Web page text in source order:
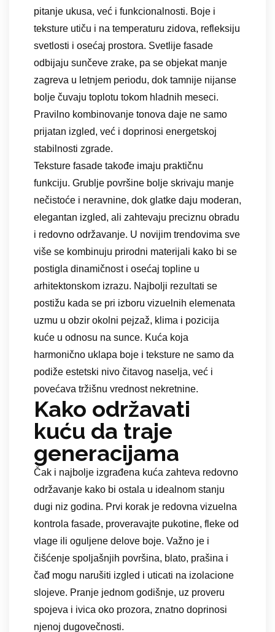
pitanje ukusa, već i funkcionalnosti. Boje i
teksture utiču i na temperaturu zidova, refleksiju
svetlosti i osećaj prostora. Svetlije fasade
odbijaju sunčeve zrake, pa se objekat manje
zagreva u letnjem periodu, dok tamnije nijanse
bolje čuvaju toplotu tokom hladnih meseci.
Pravilno kombinovanje tonova daje ne samo
prijatan izgled, već i doprinosi energetskoj
stabilnosti zgrade.
Teksture fasade takođe imaju praktičnu
funkciju. Grublje površine bolje skrivaju manje
nečistoće i neravnine, dok glatke daju moderan,
elegantan izgled, ali zahtevaju preciznu obradu
i redovno održavanje. U novijim trendovima sve
više se kombinuju prirodni materijali kako bi se
postigla dinamičnost i osećaj topline u
arhitektonskom izrazu. Najbolji rezultati se
postižu kada se pri izboru vizuelnih elemenata
uzmu u obzir okolni pejzaž, klima i pozicija
kuće u odnosu na sunce. Kuća koja
harmonično uklapa boje i teksture ne samo da
podiže estetski nivo čitavog naselja, već i
povećava tržišnu vrednost nekretnine.
Kako održavati
kuću da traje
generacijama
Čak i najbolje izgrađena kuća zahteva redovno
održavanje kako bi ostala u idealnom stanju
dugi niz godina. Prvi korak je redovna vizuelna
kontrola fasade, proveravajte pukotine, fleke od
vlage ili oguljene delove boje. Važno je i
čišćenje spoljašnjih površina, blato, prašina i
čađ mogu narušiti izgled i uticati na izolacione
slojeve. Pranje jednom godišnje, uz proveru
spojeva i ivica oko prozora, znatno doprinosi
njenoj dugovečnosti.